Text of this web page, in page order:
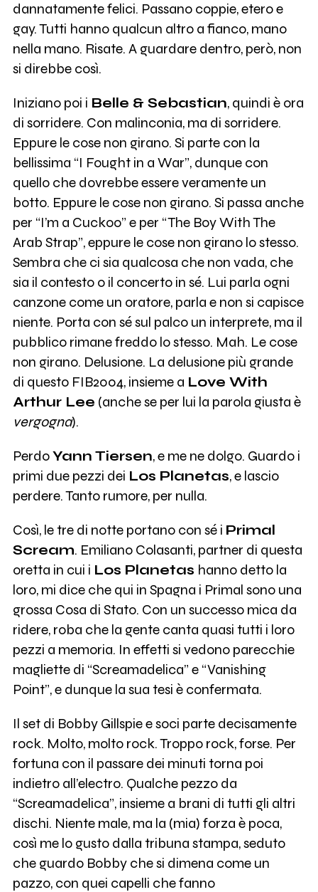
dannatamente felici. Passano coppie, etero e
gay. Tutti hanno qualcun altro a fianco, mano
nella mano. Risate. A guardare dentro, però, non
si direbbe così.
Iniziano poi i Belle & Sebastian, quindi è ora
di sorridere. Con malinconia, ma di sorridere.
Eppure le cose non girano. Si parte con la
bellissima “I Fought in a War”, dunque con
quello che dovrebbe essere veramente un
botto. Eppure le cose non girano. Si passa anche
per “I’m a Cuckoo” e per “The Boy With The
Arab Strap”, eppure le cose non girano lo stesso.
Sembra che ci sia qualcosa che non vada, che
sia il contesto o il concerto in sé. Lui parla ogni
canzone come un oratore, parla e non si capisce
niente. Porta con sé sul palco un interprete, ma il
pubblico rimane freddo lo stesso. Mah. Le cose
non girano. Delusione. La delusione più grande
di questo FIB2004, insieme a Love With
Arthur Lee (anche se per lui la parola giusta è
vergogna).
PerdoYann Tiersen, e me ne dolgo. Guardo i
primi due pezzi dei Los Planetas, e lascio
perdere. Tanto rumore, per nulla.
Così, le tre di notte portano con sé i Primal
Scream. Emiliano Colasanti, partner di questa
oretta in cui i Los Planetas hanno detto la
loro, mi dice che qui in Spagna i Primal sono una
grossa Cosa di Stato. Con un successo mica da
ridere, roba che la gente canta quasi tutti i loro
pezzi a memoria. In effetti si vedono parecchie
magliette di “Screamadelica” e “Vanishing
Point”, e dunque la sua tesi è confermata.
Il set di Bobby Gillspie e soci parte decisamente
rock. Molto, molto rock. Troppo rock, forse. Per
fortuna con il passare dei minuti torna poi
indietro all’electro. Qualche pezzo da
“Screamadelica”, insieme a brani di tutti gli altri
dischi. Niente male, ma la (mia) forza è poca,
così me lo gusto dalla tribuna stampa, seduto
che guardo Bobby che si dimena come un
pazzo, con quei capelli che fanno